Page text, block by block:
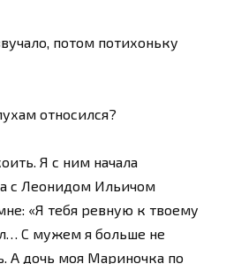
потом потихоньку
относился?
Я с ним начала
с Леонидом Ильичом
«Я тебя ревную к твоему
С мужем я больше не
А дочь моя Мариночка по